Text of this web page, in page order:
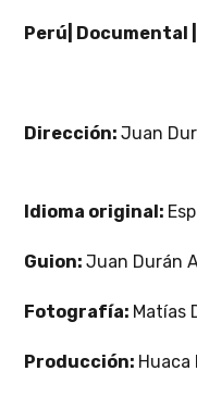
Perú| Documental
Dirección:Juan
Idioma original:
Guion:Juan Durán
Fotografía: Matías
Producción: Huaca